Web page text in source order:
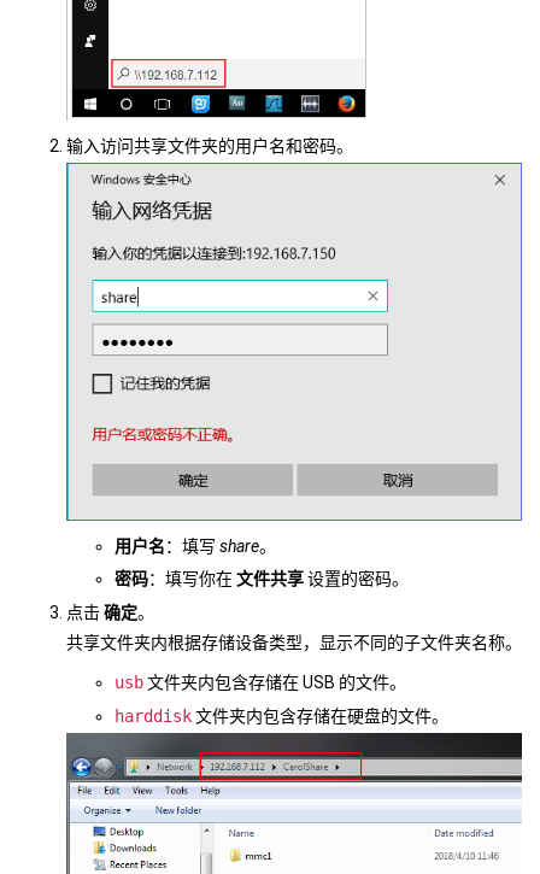
输入访问共享文件夹的用户名和密码。
用户名：填写 share。
密码：填写你在文件共享设置的密码。
点击确定。
共享文件夹内根据存储设备类型，显示不同的子文件夹名称。
usb文件夹内包含存储在 USB 的文件。
harddisk文件夹内包含存储在硬盘的文件。